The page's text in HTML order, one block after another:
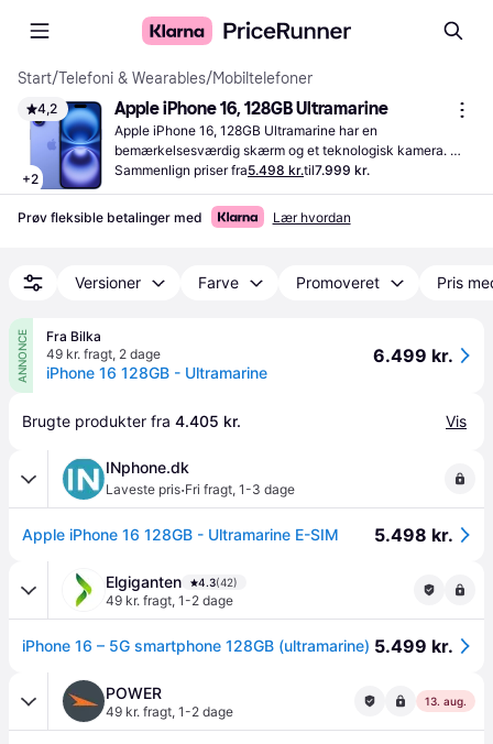
Start/Telefoni & Wearables/Mobiltelefoner
4,2
+2
Apple iPhone 16, 128GB Ultramarine
Apple iPhone 16, 128GB Ultramarine har en
bemærkelsesværdig skærm og et teknologisk kamera.
Oplev hurtig ydeevne med den nyeste chip og en stilfuld
ultramarin finish.
Sammenlign priser fra5.498 kr.til7.999 kr.
Prøv fleksible betalinger med Lær hvordan
Versioner Farve Promoveret Pris
ANNONCE
Fra Bilka
49 kr. fragt, 2 dage
iPhone 16 128GB - Ultramarine
6.499 kr.
Brugte produkter fra 4.405 kr. Vis
INphone.dk
Laveste pris·Fri fragt, 1-3 dage
Apple iPhone 16 128GB - Ultramarine E-SIM 5.498 kr.
Elgiganten 4.3(42)
49 kr. fragt, 1-2 dage
iPhone 16 – 5G smartphone 128GB (ultramarine) 5.499 kr.
POWER
49 kr. fragt, 1-2 dage
13. aug.